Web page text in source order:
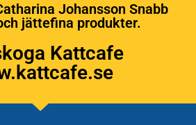
Johansson Snabb
jättefina produkter.
Kattcafe